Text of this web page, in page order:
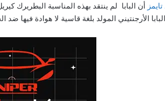
أن البابا لم ينتقد بهذه المناسبة البطريرك
الأرجنتيني المولد بلغة قاسية لا هوادة فيها ضد